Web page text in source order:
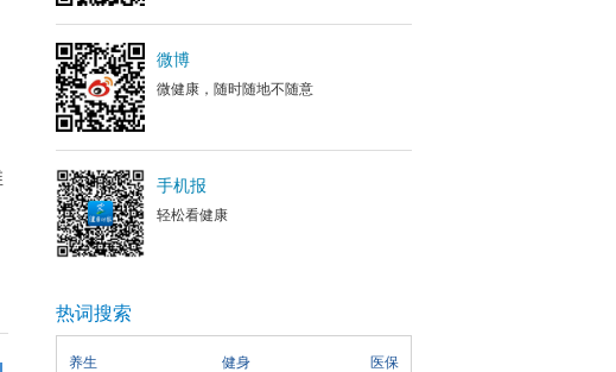
微博
微健康，随时随地不随意
手机报
轻松看健康
热词搜索
养生 健身 医保